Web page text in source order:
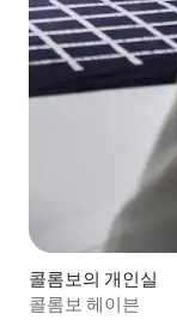
콜롬보의 개인실
콜롬보 헤이븐